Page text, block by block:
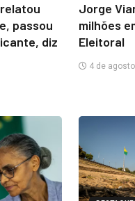
passou
diz
Jorge
milhões
Eleitoral
4 de